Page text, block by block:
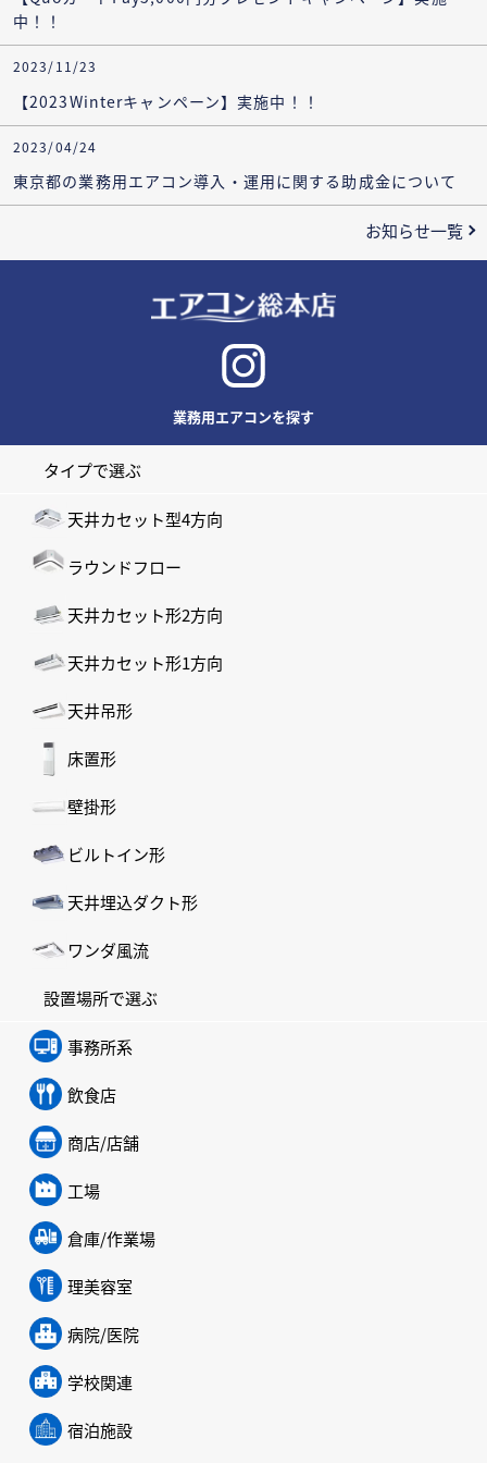
中！！
2023/11/23
【2023Winterキャンペーン】実施中！！
2023/04/24
東京都の業務用エアコン導入・運用に関する助成金について
お知らせ一覧
業務用エアコンを探す
タイプで選ぶ
天井カセット型4方向
ラウンドフロー
天井カセット形2方向
天井カセット形1方向
天井吊形
床置形
壁掛形
ビルトイン形
天井埋込ダクト形
ワンダ風流
設置場所で選ぶ
事務所系
飲食店
商店/店舗
工場
倉庫/作業場
理美容室
病院/医院
学校関連
宿泊施設